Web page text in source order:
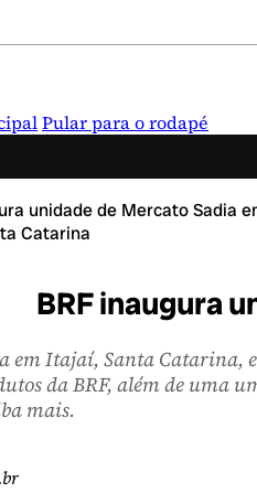
Pular para o rodapé
unidade de Mercato Sadia
Catarina
BRF inaugura
em Itajaí, Santa Catarina, e
da BRF, além de uma
mais.